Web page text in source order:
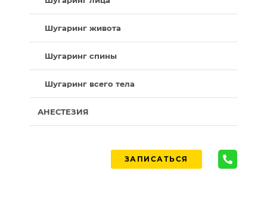
Шугаринг живота
Шугаринг спины
Шугаринг всего тела
АНЕСТЕЗИЯ
ЗАПИСАТЬСЯ